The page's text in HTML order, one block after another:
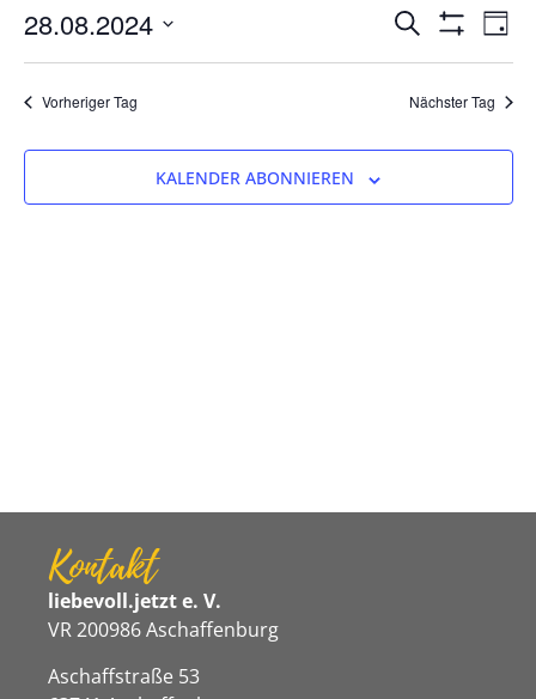
Suche
und
SUCHE TAG
28.08.2024
wählen.
Vorheriger Tag Nächster Tag
KALENDER ABONNIEREN
Kontakt
liebevoll.jetzt e. V.
VR 200986 Aschaffenburg
Aschaffstraße 53